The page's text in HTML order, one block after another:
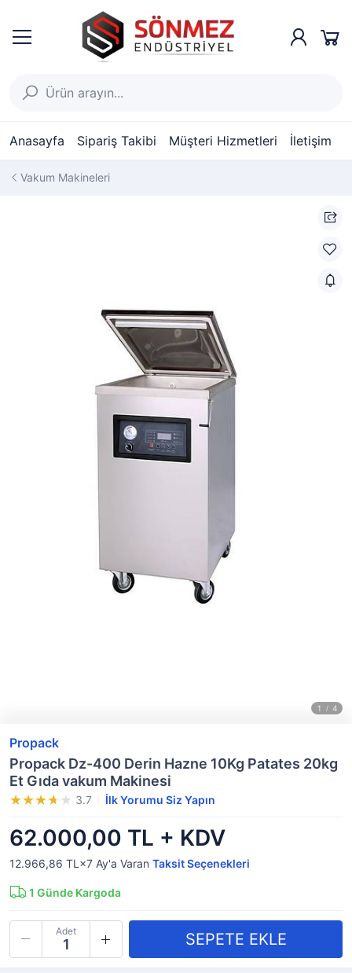
Anasayfa Sipariş Takibi Müşteri Hizmetleri İletişim
Vakum Makineleri
Propack
Propack Dz-400 Derin Hazne 10Kg Patates 20kg
Et Gıda vakum Makinesi
3.7 İlk Yorumu Siz Yapın
62.000,00 TL + KDV
12.966,86 TL×7 Ay'a Varan Taksit Seçenekleri
1 Günde Kargoda
Adet